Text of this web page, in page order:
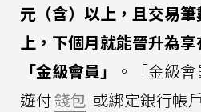
元（含）以上，且交易
上，下個月就能晉升為
「金級會員」
。「金級
遊付錢包 或綁定銀行帳